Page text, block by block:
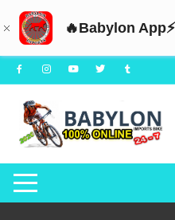
🔥Babylon App⚡
Saltar
al
contenido